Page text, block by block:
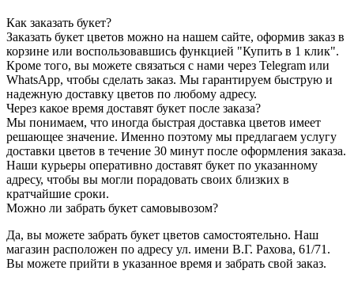
шоколадных
шариков"Сладкое
сердце"№40"
Как заказать букет?
Заказать букет цветов можно на нашем сайте, оформив заказ в
корзине или воспользовавшись функцией "Купить в 1 клик".
Кроме того, вы можете связаться с нами через Telegram или
WhatsApp, чтобы сделать заказ. Мы гарантируем быструю и
надежную доставку цветов по любому адресу.
Через какое время доставят букет после заказа?
Мы понимаем, что иногда быстрая доставка цветов имеет
решающее значение. Именно поэтому мы предлагаем услугу
доставки цветов в течение 30 минут после оформления заказа.
Наши курьеры оперативно доставят букет по указанному
адресу, чтобы вы могли порадовать своих близких в
кратчайшие сроки.
Можно ли забрать букет самовывозом?
Да, вы можете забрать букет цветов самостоятельно. Наш
магазин расположен по адресу ул. имени В.Г. Рахова, 61/71.
Вы можете прийти в указанное время и забрать свой заказ.